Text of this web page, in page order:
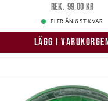
Tidigare pris
99,00 kr
FLER ÄN 6 ST KVAR
LÄGG I VARUKORGEN